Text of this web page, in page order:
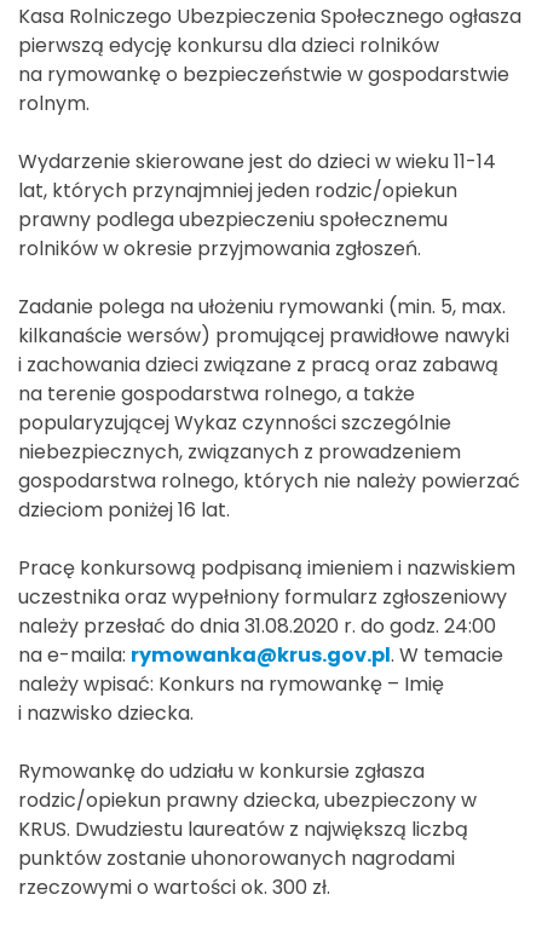
Kasa Rolniczego Ubezpieczenia Społecznego ogłasza
pierwszą edycję konkursu dla dzieci rolników
na rymowankę o bezpieczeństwie w gospodarstwie
rolnym.
Wydarzenie skierowane jest do dzieci w wieku 11-14
lat, których przynajmniej jeden rodzic/opiekun
prawny podlega ubezpieczeniu społecznemu
rolników w okresie przyjmowania zgłoszeń.
Zadanie polega na ułożeniu rymowanki (min. 5, max.
kilkanaście wersów) promującej prawidłowe nawyki
i zachowania dzieci związane z pracą oraz zabawą
na terenie gospodarstwa rolnego, a także
popularyzującej Wykaz czynności szczególnie
niebezpiecznych, związanych z prowadzeniem
gospodarstwa rolnego, których nie należy powierzać
dzieciom poniżej 16 lat.
Pracę konkursową podpisaną imieniem i nazwiskiem
uczestnika oraz wypełniony formularz zgłoszeniowy
należy przesłać do dnia 31.08.2020 r. do godz. 24:00
na e-maila: rymowanka@krus.gov.pl. W temacie
należy wpisać: Konkurs na rymowankę – Imię
i nazwisko dziecka.
Rymowankę do udziału w konkursie zgłasza
rodzic/opiekun prawny dziecka, ubezpieczony w
KRUS. Dwudziestu laureatów z największą liczbą
punktów zostanie uhonorowanych nagrodami
rzeczowymi o wartości ok. 300 zł.